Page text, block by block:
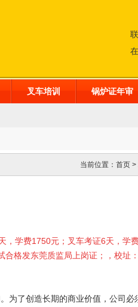
叉车培训 锅炉证年审
当前位置： 首页 >
，学费1750元；叉车考证6天，学
格发东莞质监局上岗证；，校址
为了创造长期的商业价值，公司必